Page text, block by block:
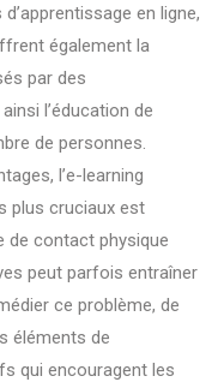
en ligne,
également la
par des
l’éducation de
de personnes.
l’e-learning
plus cruciaux est
de contact physique
peut parfois entraîner
ce problème, de
éléments de
qui encouragent les